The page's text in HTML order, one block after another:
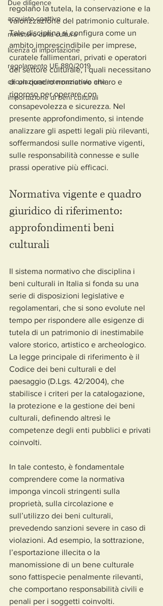
Due diligence
acquisto coattivo
ministero della cultura
licenza di importazione
regolamento UE 880/2019
circolazione internazionale arte
importazione di beni culturali
regolano la tutela, la conservazione e la
valorizzazione del patrimonio culturale.
Tale disciplina si configura come un
ambito imprescindibile per imprese,
curatele fallimentari, privati e operatori
del settore culturale, i quali necessitano
di un quadro normativo chiaro e
rigoroso per operare con
consapevolezza e sicurezza. Nel
presente approfondimento, si intende
analizzare gli aspetti legali più rilevanti,
soffermandosi sulle normative vigenti,
sulle responsabilità connesse e sulle
prassi operative più efficaci.
Normativa vigente e quadro
giuridico di riferimento:
approfondimenti beni
culturali
Il sistema normativo che disciplina i
beni culturali in Italia si fonda su una
serie di disposizioni legislative e
regolamentari, che si sono evolute nel
tempo per rispondere alle esigenze di
tutela di un patrimonio di inestimabile
valore storico, artistico e archeologico.
La legge principale di riferimento è il
Codice dei beni culturali e del
paesaggio (D.Lgs. 42/2004), che
stabilisce i criteri per la catalogazione,
la protezione e la gestione dei beni
culturali, definendo altresì le
competenze degli enti pubblici e privati
coinvolti.
In tale contesto, è fondamentale
comprendere come la normativa
imponga vincoli stringenti sulla
proprietà, sulla circolazione e
sull’utilizzo dei beni culturali,
prevedendo sanzioni severe in caso di
violazioni. Ad esempio, la sottrazione,
l’esportazione illecita o la
manomissione di un bene culturale
sono fattispecie penalmente rilevanti,
che comportano responsabilità civili e
penali per i soggetti coinvolti.